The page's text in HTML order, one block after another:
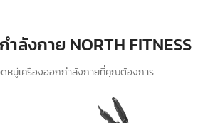
ดหมู่เครื่องออกกำลังกายที่คุณต้องการ
ลังกาย NORTH FITNESS